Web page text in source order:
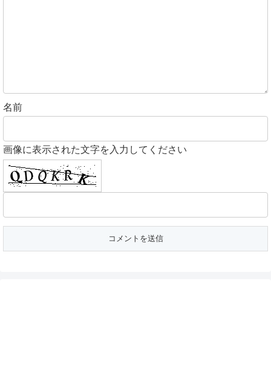
名前
画像に表示された文字を入力してください